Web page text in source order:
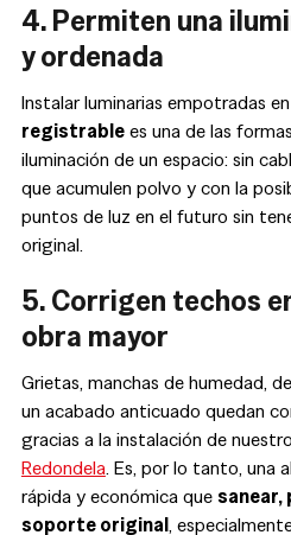
4. Permiten una
y ordenada
Instalar luminarias empotradas
registrablees una de las
iluminación de un espacio: sin
que acumulen polvo y con la
puntos de luz en el futuro sin
original.
5. Corrigen techos
obra mayor
Grietas, manchas de humedad,
un acabado anticuado quedan
gracias a la instalación de
Redondela. Es, por lo tanto, una
rápida y económica quesanear,
soporte original,